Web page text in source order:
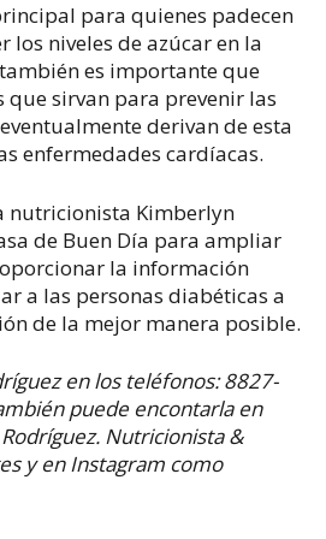
para quienes padecen
los niveles de azúcar en la
es importante que
sirvan para prevenir las
derivan de esta
enfermedades cardíacas.
nutricionista Kimberlyn
de Buen Día para ampliar
la información
a las personas diabéticas a
de la mejor manera posible.
en los teléfonos: 8827-
puede encontarla en
Nutricionista &
y en Instagram como